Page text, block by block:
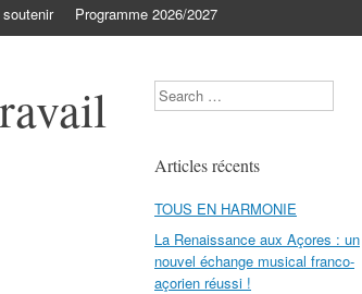
Programme 2026/2027
Search
Articles récents
TOUS EN HARMONIE
La Renaissance aux Açores : un
nouvel échange musical franco-
açorien réussi !